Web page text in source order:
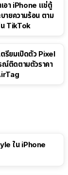
เอา iPhone แช่ตู้
บายความร้อน ตาม
น TikTok
รียมเปิดตัว Pixel
ณ์ติดตามตัวราคา
ใน iPhone